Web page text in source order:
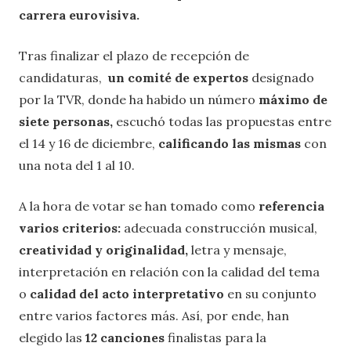
carrera eurovisiva.
Tras finalizar el plazo de recepción de
candidaturas, un comité de expertos designado
por la TVR, donde ha habido un número máximo de
siete personas, escuchó todas las propuestas entre
el 14 y 16 de diciembre, calificando las mismas con
una nota del 1 al 10.
A la hora de votar se han tomado como referencia
varios criterios: adecuada construcción musical,
creatividad y originalidad, letra y mensaje,
interpretación en relación con la calidad del tema
o calidad del acto interpretativo en su conjunto
entre varios factores más. Así, por ende, han
elegido las 12 canciones finalistas para la